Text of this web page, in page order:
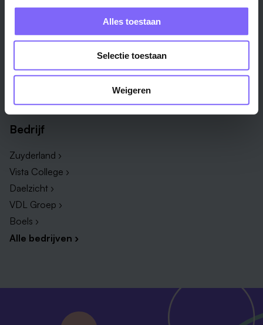
Alles toestaan
Selectie toestaan
Weigeren
Techniek & Productie ›
Verpleegkundige ›
Alle functies ›
Bedrijf
Zuyderland ›
Vista College ›
Daelzicht ›
VDL Groep ›
Boels ›
Alle bedrijven ›